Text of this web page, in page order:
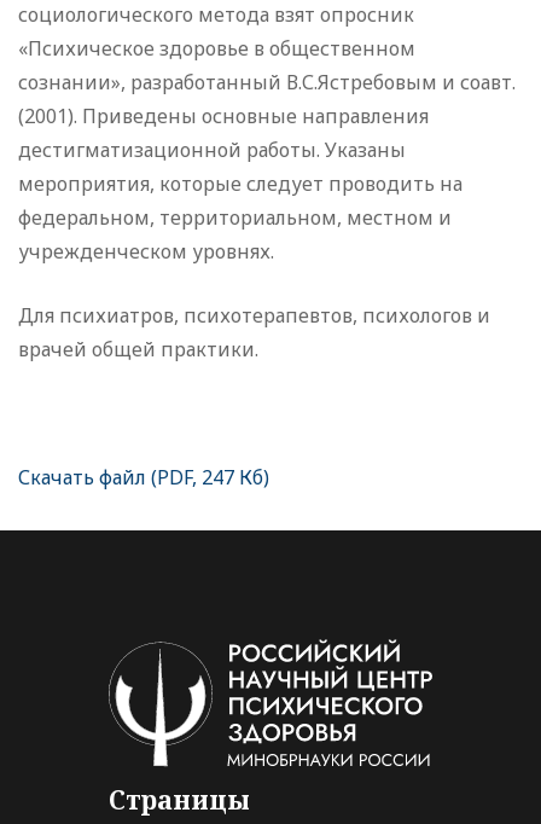
социологического метода взят опросник
«Психическое здоровье в общественном
сознании», разработанный В.С.Ястребовым и соавт.
(2001). Приведены основные направления
дестигматизационной работы. Указаны
мероприятия, которые следует проводить на
федеральном, территориальном, местном и
учрежденческом уровнях.
Для психиатров, психотерапевтов, психологов и
врачей общей практики.
Скачать файл (PDF, 247 Кб)
Страницы